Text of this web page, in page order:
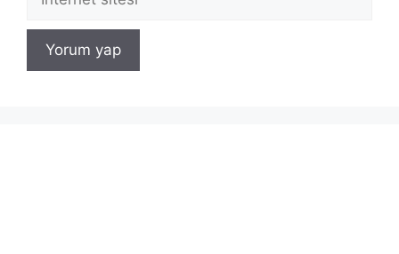
sitesi